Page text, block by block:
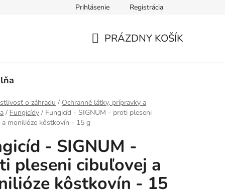
Prihlásenie Registrácia
PRÁZDNY KOŠÍK
o záhradu / Ochranné látky, prípravky a
/ Fungicídy / Fungicíd - SIGNUM - proti pleseni
a monilióze kôstkovín - 15 g
- SIGNUM -
pleseni cibuľovej a
kôstkovín - 15